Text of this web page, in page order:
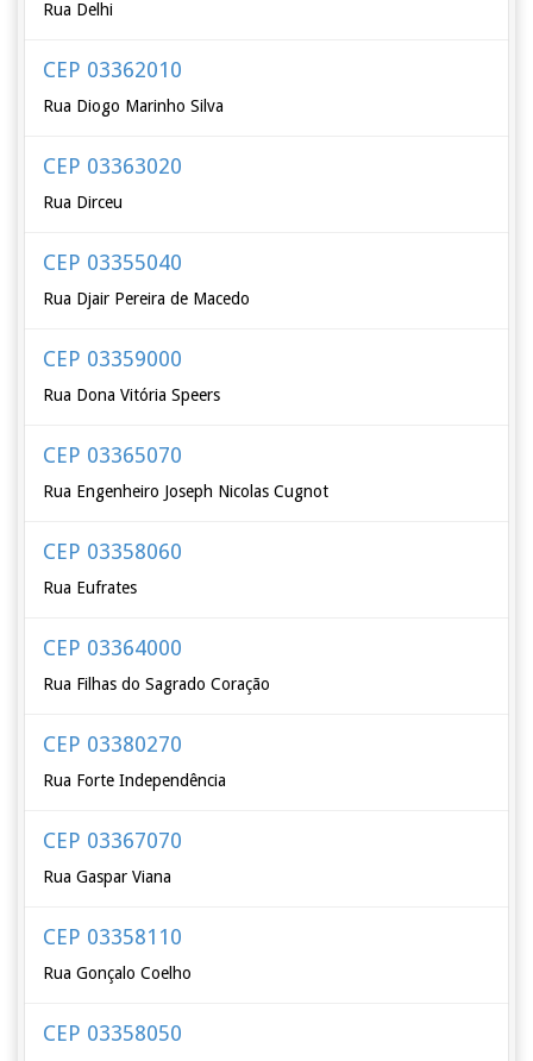
Rua Delhi
CEP 03362010
Rua Diogo Marinho Silva
CEP 03363020
Rua Dirceu
CEP 03355040
Rua Djair Pereira de Macedo
CEP 03359000
Rua Dona Vitória Speers
CEP 03365070
Rua Engenheiro Joseph Nicolas Cugnot
CEP 03358060
Rua Eufrates
CEP 03364000
Rua Filhas do Sagrado Coração
CEP 03380270
Rua Forte Independência
CEP 03367070
Rua Gaspar Viana
CEP 03358110
Rua Gonçalo Coelho
CEP 03358050